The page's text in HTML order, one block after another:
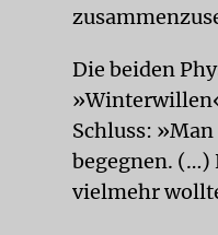
Die beiden
Schluss:
begegnen. (…)
vielmehr